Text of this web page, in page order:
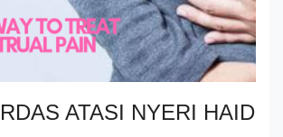
ATASI NYERI HAID